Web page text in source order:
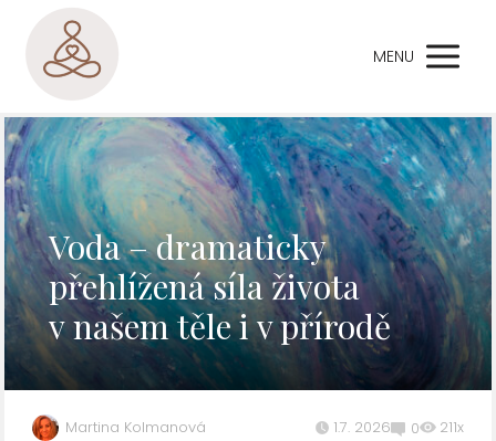
MENU
Voda – dramaticky
přehlížená síla života
v našem těle i v přírodě
Martina Kolmanová 1.7. 2026 0 211x